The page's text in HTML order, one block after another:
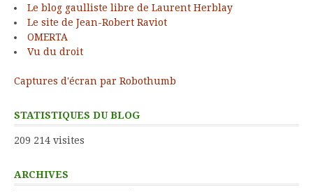
Le blog gaulliste libre de Laurent Herblay
Le site de Jean-Robert Raviot
OMERTA
Vu du droit
Captures d'écran par Robothumb
STATISTIQUES DU BLOG
209 214 visites
ARCHIVES